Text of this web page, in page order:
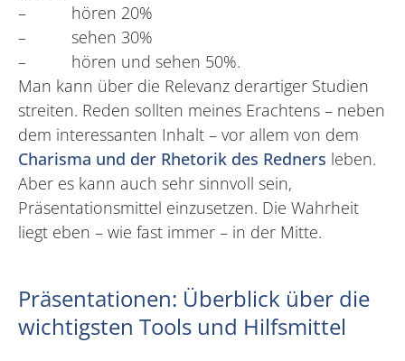
– hören 20%
– sehen 30%
– hören und sehen 50%.
Man kann über die Relevanz derartiger Studien
streiten. Reden sollten meines Erachtens – neben
dem interessanten Inhalt – vor allem von dem
Charisma und der Rhetorik des Redners leben.
Aber es kann auch sehr sinnvoll sein,
Präsentationsmittel einzusetzen. Die Wahrheit
liegt eben – wie fast immer – in der Mitte.
Präsentationen: Überblick über die
wichtigsten Tools und Hilfsmittel